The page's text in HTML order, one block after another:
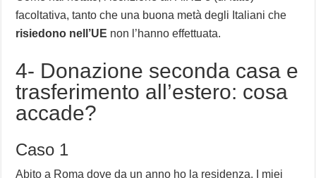
facoltativa, tanto che una buona metà degli Italiani che
risiedono nell’UE non l’hanno effettuata.
4- Donazione seconda casa e
trasferimento all’estero: cosa
accade?
Caso 1
Abito a Roma dove da un anno ho la residenza. I miei